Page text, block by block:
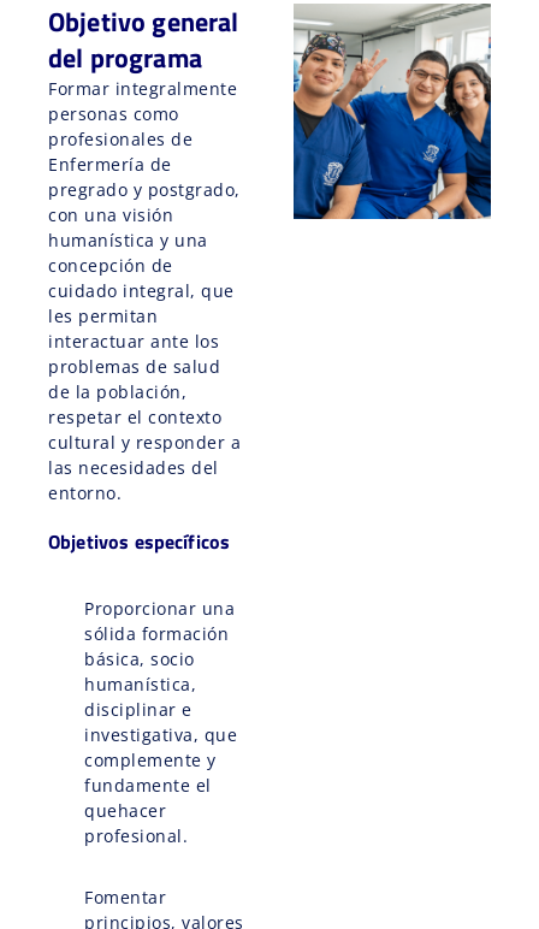
Objetivo general
del programa
Formar integralmente
personas como
profesionales de
Enfermería de
pregrado y postgrado,
con una visión
humanística y una
concepción de
cuidado integral, que
les permitan
interactuar ante los
problemas de salud
de la población,
respetar el contexto
cultural y responder a
las necesidades del
entorno.
Objetivos específicos
Proporcionar una
sólida formación
básica, socio
humanística,
disciplinar e
investigativa, que
complemente y
fundamente el
quehacer
profesional.
Fomentar
principios, valores